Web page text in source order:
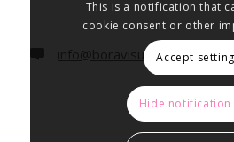
info@boravisual.com.ar
This is a notification that
cookie consent or other
Accept
Hide notification